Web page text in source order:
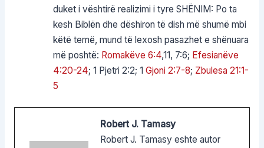
duket i vështirë realizimi i tyre SHËNIM: Po ta
kesh Biblën dhe dëshiron të dish më shumë mbi
këtë temë, mund të lexosh pasazhet e shënuara
më poshtë: Romakëve 6:4,11, 7:6; Efesianëve
4:20-24; 1 Pjetri 2:2; 1Gjoni 2:7-8; Zbulesa 21:1-
5
Robert J. Tamasy
Robert J. Tamasy eshte autor